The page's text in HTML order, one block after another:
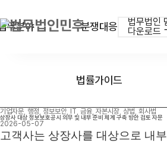
법무법인
다운로드
무분야 분쟁대응
법률가이드
기업자문, 행정, 정보보안, IT, 금융, 자본시장, 상법, 회사법
상장사 대상 정보보호공시 의무 및 내부 준비 체계 구축 방안 검토 자문
2026-05-07
고객사는 상장사를 대상으로 내